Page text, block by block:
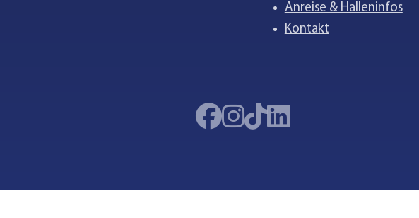
Anreise & Halleninfos
Kontakt